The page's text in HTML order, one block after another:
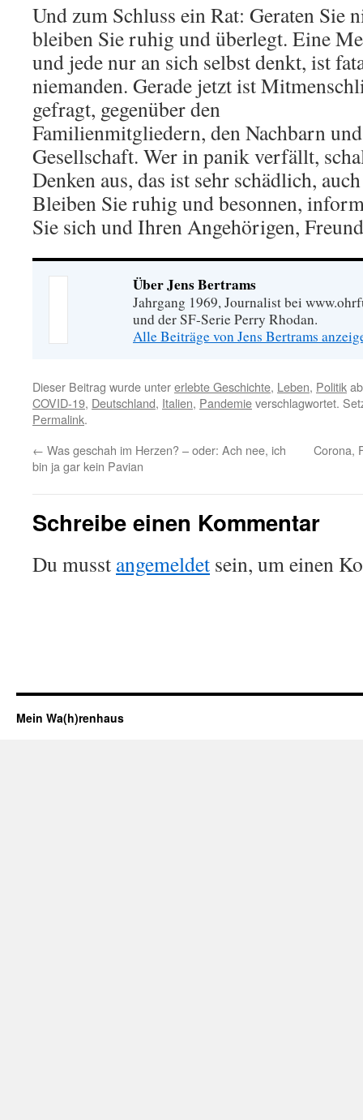
Und zum Schluss ein Rat: Geraten Sie
bleiben Sie ruhig und überlegt. Eine
und jede nur an sich selbst denkt, ist
niemanden. Gerade jetzt ist
gefragt, gegenüber den
Familienmitgliedern, den Nachbarn
Gesellschaft. Wer in panik verfällt,
Denken aus, das ist sehr schädlich,
Bleiben Sie ruhig und besonnen,
Sie sich und Ihren Angehörigen,
Über Jens Bertrams
Jahrgang 1969, Journalist bei
und der SF-Serie Perry Rhodan.
Alle Beiträge von Jens Bertrams
Dieser Beitrag wurde untererlebte Geschichte, Leben, Politik
COVID-19, Deutschland, Italien, Pandemieverschlagwortet.
Permalink.
← Was geschah im Herzen? – oder: Ach nee, ich
bin ja gar kein Pavian
Corona,
Schreibe einen Kommentar
Du musst angemeldet sein, um einen
Mein Wa(h)renhaus